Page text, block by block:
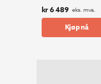
kr6 489 eks. mva.
Kjøp nå